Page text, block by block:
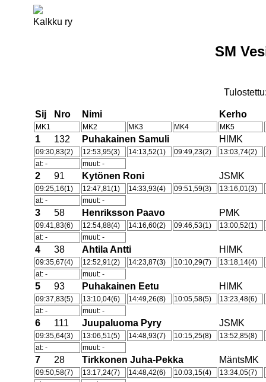
Kalkku ry
SM
Sij Nro Nimi Kerho
MK1 MK2 MK3 MK4 MK5
1 132 Puhakainen Samuli HlMK
09:30,83(2) 12:53,95(3) 14:13,52(1) 09:49,23(2) 13:03,74(2)
at: -
muut: -
2 91 Kytönen Roni JSMK
09:25,16(1) 12:47,81(1) 14:33,93(4) 09:51,59(3) 13:16,01(3)
at: -
muut: -
3 58 Henriksson Paavo PMK
09:41,83(6) 12:54,88(4) 14:16,60(2) 09:46,53(1) 13:00,52(1)
at: -
muut: -
4 38 Ahtila Antti HlMK
09:35,67(4) 12:52,91(2) 14:23,87(3) 10:10,29(7) 13:18,14(4)
at: -
muut: -
5 93 Puhakainen Eetu HlMK
09:37,83(5) 13:10,04(6) 14:49,26(8) 10:05,58(5) 13:23,48(6)
at: -
muut: -
6 111 Juupaluoma Pyry JSMK
09:35,64(3) 13:06,51(5) 14:48,93(7) 10:15,25(8) 13:52,85(8)
at: -
muut: -
7 28 Tirkkonen Juha-Pekka MäntsMK
09:50,58(7) 13:17,24(7) 14:48,42(6) 10:03,15(4) 13:34,05(7)